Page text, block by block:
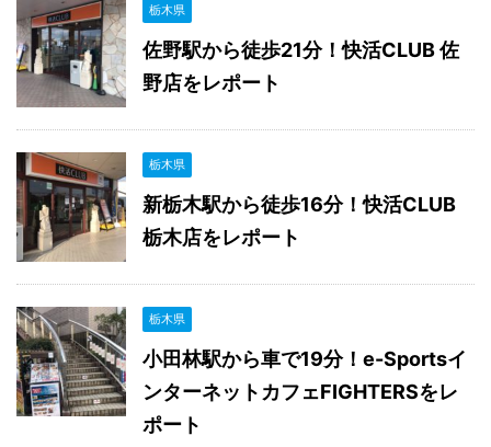
栃木県
佐野駅から徒歩21分！快活CLUB 佐
野店をレポート
栃木県
新栃木駅から徒歩16分！快活CLUB
栃木店をレポート
栃木県
小田林駅から車で19分！e-Sportsイ
ンターネットカフェFIGHTERSをレ
ポート